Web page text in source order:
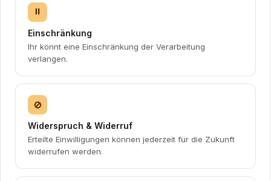
⏸
Einschränkung
Ihr könnt eine Einschränkung der Verarbeitung
verlangen.
🚫
Widerspruch & Widerruf
Erteilte Einwilligungen können jederzeit für die Zukunft
widerrufen werden.